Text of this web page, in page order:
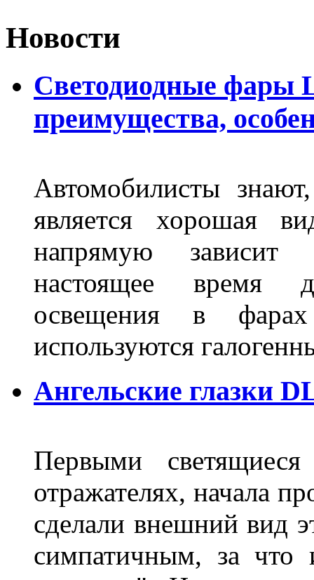
Новости
Светодиодные фары
преимущества,
Автомобилисты
является хорошая
напрямую зависит
настоящее время
освещения в
используются
Ангельские глазки
Первыми
отражателях, начала
сделали внешний вид
симпатичным, за что